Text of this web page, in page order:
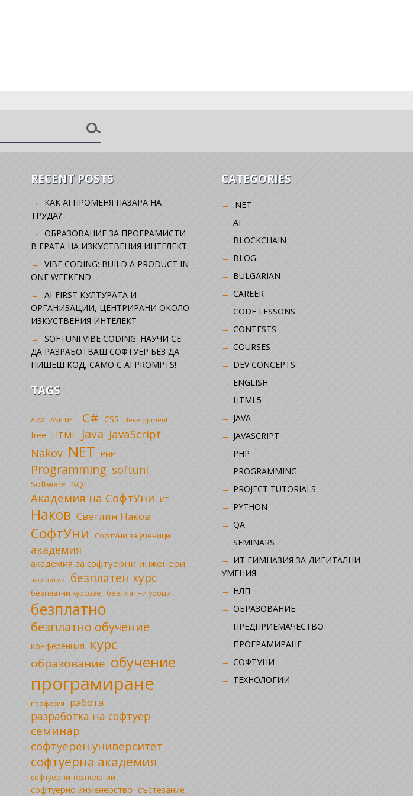
RECENT POSTS
КАК AI ПРОМЕНЯ ПАЗАРА НА
ТРУДА?
ОБРАЗОВАНИЕ ЗА ПРОГРАМИСТИ
В ЕРАТА НА ИЗКУСТВЕНИЯ ИНТЕЛЕКТ
VIBE CODING: BUILD A PRODUCT IN
ONE WEEKEND
AI-FIRST КУЛТУРАТА И
ОРГАНИЗАЦИИ, ЦЕНТРИРАНИ ОКОЛО
ИЗКУСТВЕНИЯ ИНТЕЛЕКТ
SOFTUNI VIBE CODING: НАУЧИ СЕ
ДА РАЗРАБОТВАШ СОФТУЕР БЕЗ ДА
ПИШЕШ КОД, САМО С AI PROMPTS!
TAGS
AJAX ASP.NET C# CSS development
free HTML Java JavaScript
Nakov NET PHP
Programming softuni
Software SQL
Академия на СофтУни ИТ
Наков Светлин Наков
СофтУни СофтУни за ученици
академия
академия за софтуерни инженери
алгоритми безплатен курс
безплатни курсове безплатни уроци
безплатно
безплатно обучение
конференция курс
образование обучение
програмиране
професия работа
разработка на софтуер
семинар
софтуерен университет
софтуерна академия
софтуерни технологии
софтуерно инженерство състезание
CATEGORIES
.NET
AI
BLOCKCHAIN
BLOG
BULGARIAN
CAREER
CODE LESSONS
CONTESTS
COURSES
DEV CONCEPTS
ENGLISH
HTML5
JAVA
JAVASCRIPT
PHP
PROGRAMMING
PROJECT TUTORIALS
PYTHON
QA
SEMINARS
ИТ ГИМНАЗИЯ ЗА ДИГИТАЛНИ
УМЕНИЯ
НЛП
ОБРАЗОВАНИЕ
ПРЕДПРИЕМАЧЕСТВО
ПРОГРАМИРАНЕ
СОФТУНИ
ТЕХНОЛОГИИ